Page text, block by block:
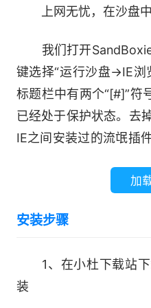
上网无忧，在沙盘中
我们打开SandBoxie
键选择“运行沙盘→IE浏
标题栏中有两个“[#]”符
已经处于保护状态。去
IE之间安装过的流氓插
提醒：Sandboxie本
进程进行保护，不过用
在保护状态下。
加
安装步骤
1、在小杜下载站下
装